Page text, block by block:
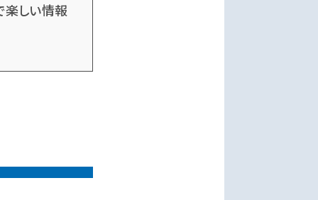
楽しい情報